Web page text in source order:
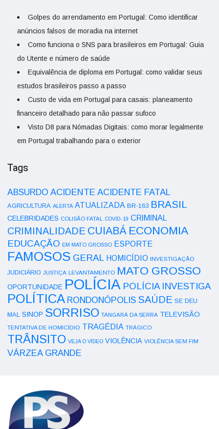
Golpes do arrendamento em Portugal: Como identificar
anúncios falsos de moradia na internet
Como funciona o SNS para brasileiros em Portugal: Guia
do Utente e número de saúde
Equivalência de diploma em Portugal: como validar seus
estudos brasileiros passo a passo
Custo de vida em Portugal para casais: planeamento
financeiro detalhado para não passar sufoco
Visto D8 para Nómadas Digitais: como morar legalmente
em Portugal trabalhando para o exterior
Tags
ABSURDO ACIDENTE ACIDENTE FATAL
AGRICULTURA ALERTA ATUALIZADA BR-163 BRASIL
CELEBRIDADES COLISÃO FATAL COVID-19 CRIMINAL
CRIMINALIDADE CUIABÁ ECONOMIA
EDUCAÇÃO EM MATO GROSSO ESPORTE
FAMOSOS GERAL HOMICÍDIO INVESTIGAÇÃO
JUDICIÁRIO JUSTIÇA LEVANTAMENTO MATO GROSSO
OPORTUNIDADE POLÍCIA POLÍCIA INVESTIGA
POLÍTICA RONDONÓPOLIS SAÚDE SE DEU
MAL SINOP SORRISO TANGARÁ DA SERRA TELEVISÃO
TENTATIVA DE HOMICÍDIO TRAGÉDIA TRÁGICO
TRÂNSITO VEJA O VÍDEO VIOLÊNCIA VIOLÊNCIA SEM FIM
VÁRZEA GRANDE